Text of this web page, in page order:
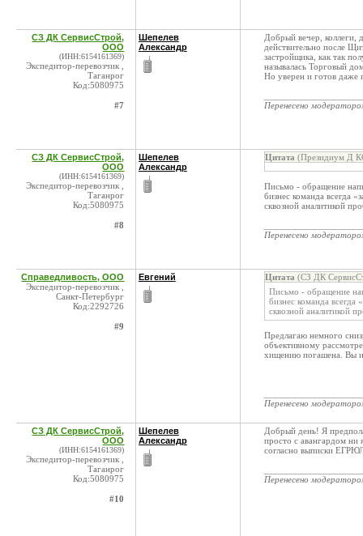
СЗ ДК СервисСтрой,
ООО
(ИНН:6154161369)
Экспедитор-перевозчик ,
Таганрог
Код:5080975
#7
Шепелев
Александр
Добрый вечер, коллеги,
действительно после
застройщика, как так
называлась Торговый
Но уверен и готов даже
Перенесено
СЗ ДК СервисСтрой,
ООО
(ИНН:6154161369)
Экспедитор-перевозчик ,
Таганрог
Код:5080975
#8
Шепелев
Александр
Цитата (Президиум Д
Письмо - обращение
бизнес команда всегда
сквозной аналитикой
Перенесено
Справедливость, ООО
Экспедитор-перевозчик ,
Санкт-Петербург
Код:2292726
#9
Евгений Цитата (СЗ ДК
Письмо - обращение
бизнес команда
сквозной аналитикой
Предлагаю немного
объективному
хищению погашена. Вы
Перенесено
СЗ ДК СервисСтрой,
ООО
(ИНН:6154161369)
Экспедитор-перевозчик ,
Таганрог
Код:5080975
#10
Шепелев
Александр
Добрый день! Я
просто с авангардом
согласно выписки
Перенесено